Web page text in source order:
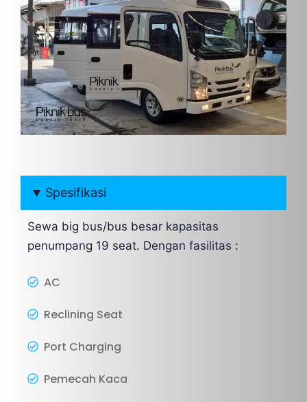
Spesifikasi
Sewa big bus/bus besar kapasitas
penumpang 19 seat. Dengan fasilitas :
AC
Reclining Seat
Port Charging
Pemecah Kaca